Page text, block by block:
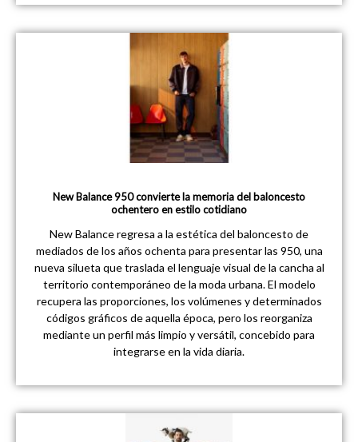
New Balance 950 convierte la memoria del baloncesto
ochentero en estilo cotidiano
New Balance regresa a la estética del baloncesto de
mediados de los años ochenta para presentar las 950, una
nueva silueta que traslada el lenguaje visual de la cancha al
territorio contemporáneo de la moda urbana. El modelo
recupera las proporciones, los volúmenes y determinados
códigos gráficos de aquella época, pero los reorganiza
mediante un perfil más limpio y versátil, concebido para
integrarse en la vida diaria.